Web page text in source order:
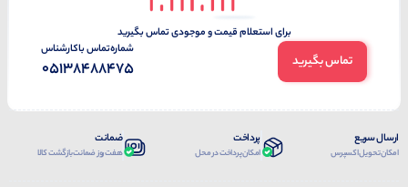
برای استعلام قیمت و موجودی تماس بگیرید
تماس بگیرید
شماره‌تماس‌ با‌کارشناس
05138488475
ارسال سریع
امکان تحویل اکسپرس
پرداخت
امکان پرداخت در محل
ضمانت
هفت روز ضمانت بازگشت کالا